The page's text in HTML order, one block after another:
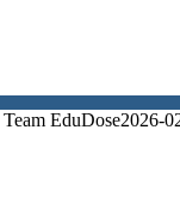
Team EduDose2026-